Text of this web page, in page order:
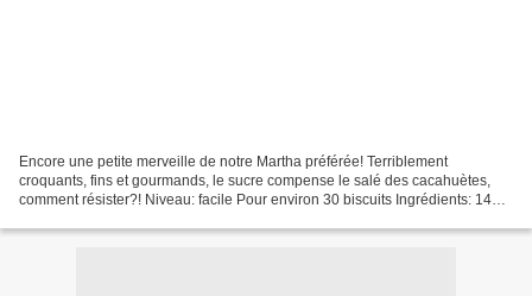
Encore une petite merveille de notre Martha préférée! Terriblement
croquants, fins et gourmands, le sucre compense le salé des cacahuètes,
comment résister?! Niveau: facile Pour environ 30 biscuits Ingrédients: 140g